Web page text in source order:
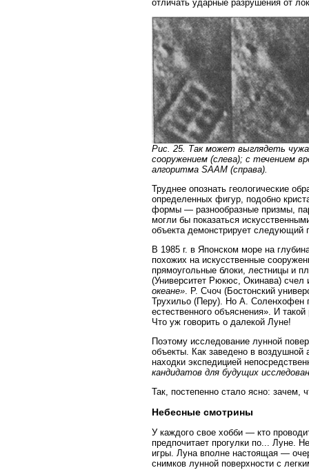
отличать ударные разрушения от
Рис. 25. Так может выглядеть
сооружением (слева); с течением
алгоритма SAAM (справа).
Труднее опознать геологические
определенных фигур, подобно
формы — разнообразные призмы,
могли бы показаться
объекта демонстрирует следующий
В 1985 г. в Японском море на
похожих на искусственные
прямоугольные блоки, лестницы и
(Университет Рюкюс, Окинава) счел
океане». Р. Счоч (Бостонский
Трухильо (Перу). Но А. Соленхофен
естественного объяснения». И
Что уж говорить о далекой Луне!
Поэтому исследование лунной
объекты. Как заведено в
находки экспедицией
кандидатов для будущих
Так, постепенно стало ясно: зачем,
Небесные смотрины
У каждого свое хобби — кто
предпочитает прогулки по... Луне.
игры. Луна вполне настоящая —
снимков лунной поверхности с